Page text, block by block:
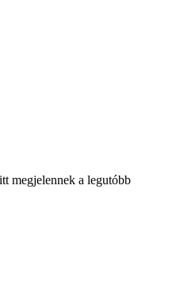
megjelennek a legutóbb